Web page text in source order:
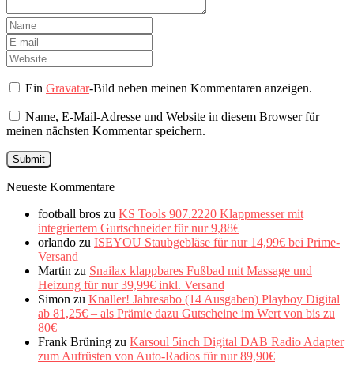
EinGravatar-Bild neben meinen Kommentaren anzeigen.
Name, E-Mail-Adresse und Website in diesem Browser für
meinen nächsten Kommentar speichern.
Neueste Kommentare
football bros zu KS Tools 907.2220 Klappmesser mit
integriertem Gurtschneider für nur 9,88€
orlando zu ISEYOU Staubgebläse für nur 14,99€ bei Prime-
Versand
Martin zu Snailax klappbares Fußbad mit Massage und
Heizung für nur 39,99€ inkl. Versand
Simon zu Knaller! Jahresabo (14 Ausgaben) Playboy Digital
ab 81,25€ – als Prämie dazu Gutscheine im Wert von bis zu
80€
Frank Brüning zu Karsoul 5inch Digital DAB Radio Adapter
zum Aufrüsten von Auto-Radios für nur 89,90€